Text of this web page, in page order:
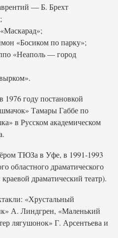
— Б. Брехт
«Босиком по парку»;
«Неаполь — город
1976 году постановкой
Тамары Габбе по
в Русском академическом
ТЮЗа в Уфе, в 1991-1993
областного драматического
драматический театр).
«Хрустальный
А. Линдгрен, «Маленький
лягушонок» Г. Арсентьева и